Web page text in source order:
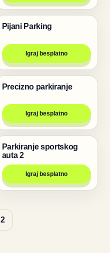
Trke
Pijani Parking
Igraj besplatno
Trke
Precizno parkiranje
Igraj besplatno
Trke
Parkiranje sportskog
auta 2
Igraj besplatno
2